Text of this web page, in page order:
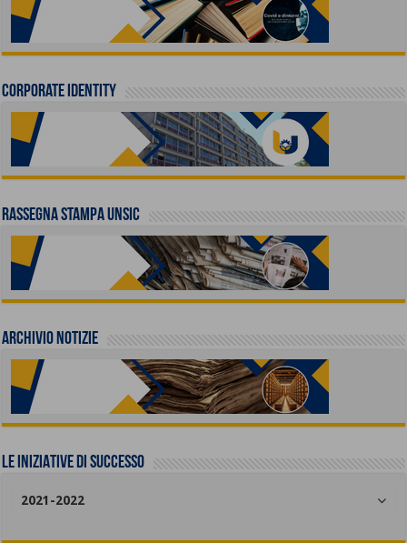
Corporate identity
Rassegna stampa UNSIC
Archivio Notizie
LE INIZIATIVE DI SUCCESSO
2021-2022